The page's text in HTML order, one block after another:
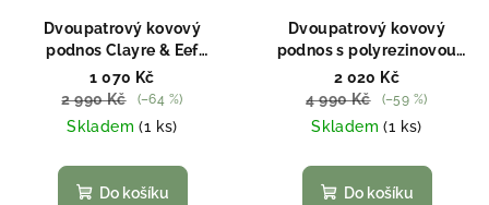
Dvoupatrový kovový
podnos Clayre & Eef
6Y5366
1 070 Kč
2 990 Kč
(–64 %)
Skladem(1 ks)
Do košíku
Dvoupatrový kovový
podnos s polyrezinovou
Eef 65103
2 020 Kč
4 990 Kč
(–59 %)
Skladem(1 ks)
Do košíku